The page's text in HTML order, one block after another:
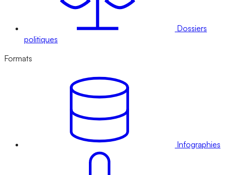
Dossiers
politiques
Formats
Infographies